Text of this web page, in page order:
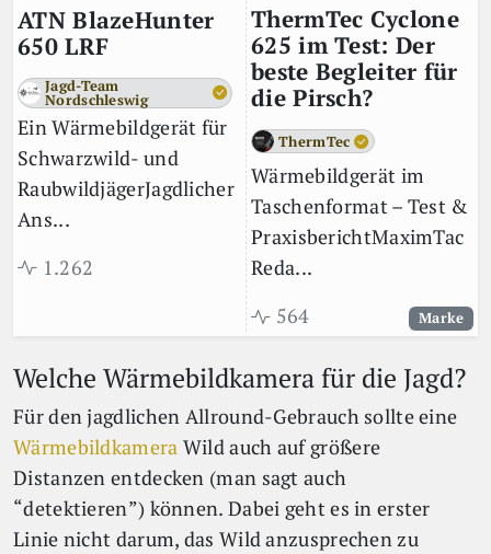
ATN BlazeHunter
650 LRF
Jagd-Team
Nordschleswig
Ein Wärmebildgerät für
Schwarzwild- und
RaubwildjägerJagdlicher
Ans...
1.262
ThermTec Cyclone
625 im Test: Der
beste Begleiter für
die Pirsch?
ThermTec
Wärmebildgerät im
Taschenformat – Test &
PraxisberichtMaximTac
Reda...
564
Marke
Welche Wärmebildkamera für die Jagd?
Für den jagdlichen Allround-Gebrauch sollte eine
Wärmebildkamera Wild auch auf größere
Distanzen entdecken (man sagt auch
“detektieren”) können. Dabei geht es in erster
Linie nicht darum, das Wild anzusprechen zu